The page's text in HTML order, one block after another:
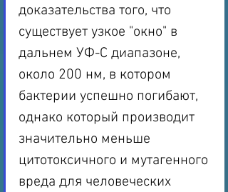
доказательства того, что
существует узкое "окно" в
дальнем УФ-С диапазоне,
около 200 нм, в котором
бактерии успешно погибают,
однако который производит
значительно меньше
цитотоксичного и мутагенного
вреда для человеческих